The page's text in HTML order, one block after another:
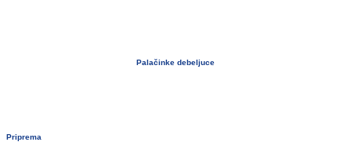
Palačinke debeljuce
Priprema